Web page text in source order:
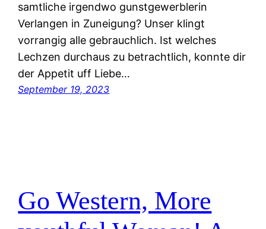
samtliche irgendwo gunstgewerblerin
Verlangen in Zuneigung? Unser klingt
vorrangig alle gebrauchlich. Ist welches
Lechzen durchaus zu betrachtlich, konnte dir
der Appetit uff Liebe…
September 19, 2023
Go Western, More